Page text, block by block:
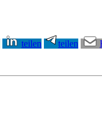
teilen teilen